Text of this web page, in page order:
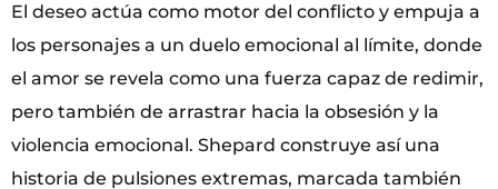
El deseo actúa como motor del conflicto y empuja a
los personajes a un duelo emocional al límite, donde
el amor se revela como una fuerza capaz de redimir,
pero también de arrastrar hacia la obsesión y la
violencia emocional. Shepard construye así una
historia de pulsiones extremas, marcada también